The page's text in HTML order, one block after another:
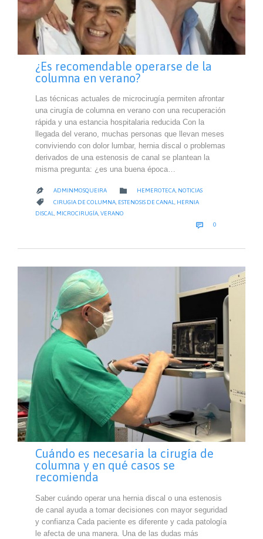
¿Es recomendable operarse de la
columna en verano?
Las técnicas actuales de microcirugía permiten afrontar
una cirugía de columna en verano con una recuperación
rápida y una estancia hospitalaria reducida Con la
llegada del verano, muchas personas que llevan meses
conviviendo con dolor lumbar, hernia discal o problemas
derivados de una estenosis de canal se plantean la
misma pregunta: ¿es una buena época…
 ADMINMOSQUEIRA  CATEGORY
HEMEROTECA NOTICIAS
 CATEGORY
CIRUGIA DE COLUMNA ESTENOSIS DE CANAL
HERNIA
DISCAL
MICROCIRUGÍA VERANO
 0
Cuándo es necesaria la cirugía de
columna y en qué casos se
recomienda
Saber cuándo operar una hernia discal o una estenosis
de canal ayuda a tomar decisiones con mayor seguridad
y confianza Cada paciente es diferente y cada patología
le afecta de una manera. Una de las dudas más